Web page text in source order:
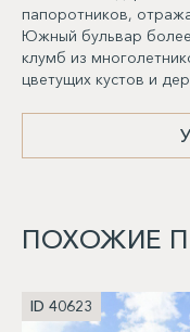
папоротников,
Южный бульвар
клумб из
цветущих кустов и
ПОХОЖИЕ
ID 40623